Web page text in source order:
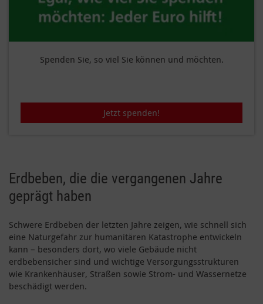
Spenden Sie, so viel Sie können und möchten.
Jetzt spenden!
Erdbeben, die die vergangenen Jahre
geprägt haben
Schwere Erdbeben der letzten Jahre zeigen, wie schnell sich
eine Naturgefahr zur humanitären Katastrophe entwickeln
kann – besonders dort, wo viele Gebäude nicht
erdbebensicher sind und wichtige Versorgungsstrukturen
wie Krankenhäuser, Straßen sowie Strom- und Wassernetze
beschädigt werden.